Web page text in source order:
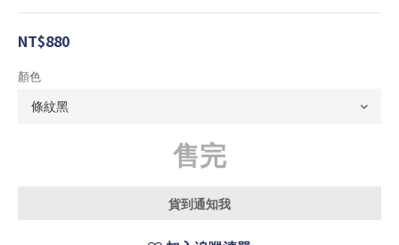
NT$880
顏色
售完
貨到通知我